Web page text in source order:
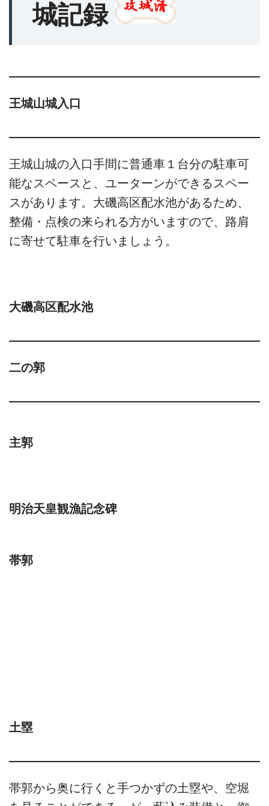
城記録
王城山城入口
王城山城の入口手間に普通車１台分の駐車可
能なスペースと、ユーターンができるスペー
スがあります。大磯高区配水池があるため、
整備・点検の来られる方がいますので、路肩
に寄せて駐車を行いましょう。
大磯高区配水池
二の郭
主郭
明治天皇観漁記念碑
帯郭
土塁
帯郭から奥に行くと手つかずの土塁や、空堀